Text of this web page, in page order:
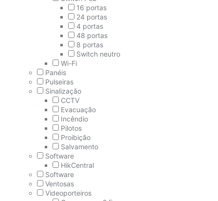
16 portas
24 portas
4 portas
48 portas
8 portas
Switch neutro
Wi-Fi
Panéis
Pulseiras
Sinalização
CCTV
Evacuação
Incêndio
Pilotos
Proibição
Salvamento
Software
HikCentral
Software
Ventosas
Videoporteiros